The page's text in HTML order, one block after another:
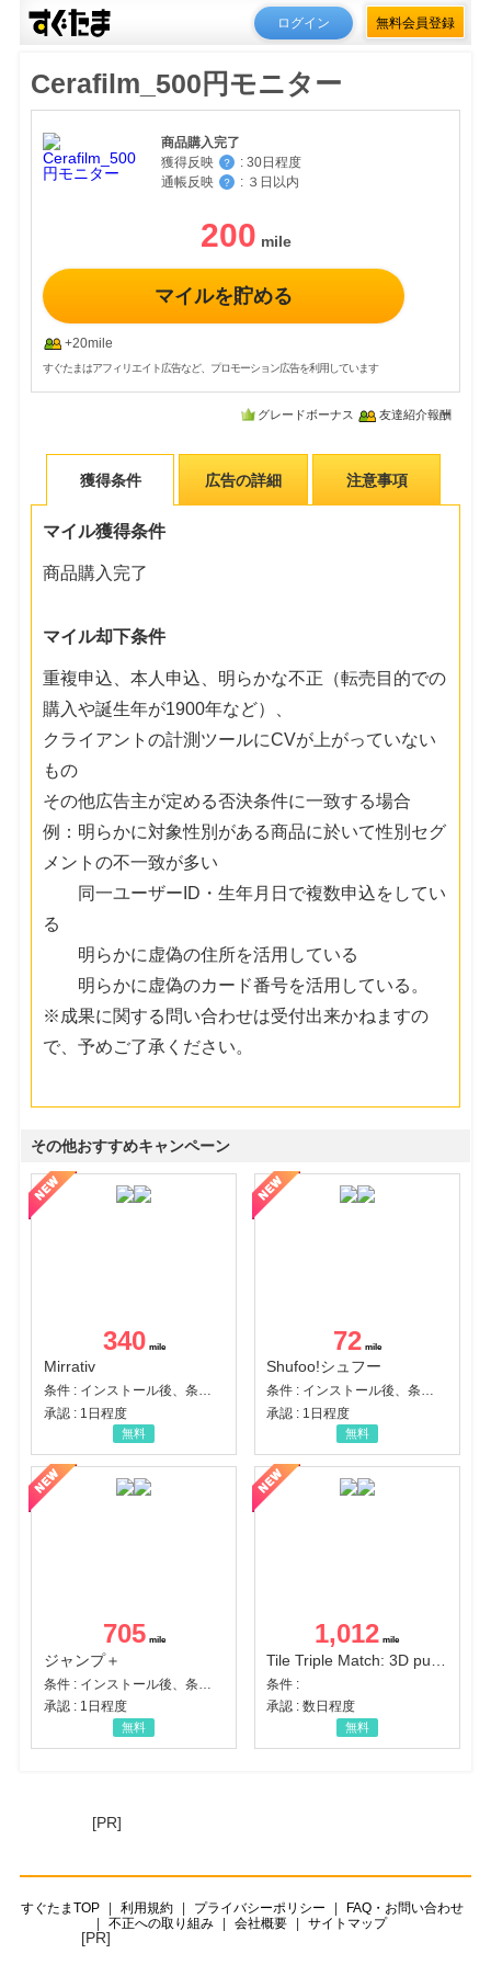
ログイン 無料会員登録
Cerafilm_500円モニター
商品購入完了
獲得反映
？ : 30日程度
通帳反映
？ : ３日以内
200
マイルを貯める
+20mile
すぐたまはアフィリエイト広告など、プロモーション広告を利用しています
グレードボーナス 友達紹介報酬
獲得条件 広告の詳細 注意事項
マイル獲得条件
商品購入完了
マイル却下条件
重複申込、本人申込、明らかな不正（転売目的での
購入や誕生年が1900年など）、
クライアントの計測ツールにCVが上がっていない
もの
その他広告主が定める否決条件に一致する場合
例：明らかに対象性別がある商品に於いて性別セグ
メントの不一致が多い
同一ユーザーID・生年月日で複数申込をしてい
る
明らかに虚偽の住所を活用している
明らかに虚偽のカード番号を活用している。
※成果に関する問い合わせは受付出来かねますの
で、予めご了承ください。
その他おすすめキャンペーン
340
Mirrativ
条件 : インストール後、条件達成
承認 : 1日程度
無料
72
Shufoo!シュフー
条件 : インストール後、条件達成
承認 : 1日程度
無料
705
ジャンプ＋
承認 : 1日程度
無料
1,012
条件 :
承認 : 数日程度
無料
[PR]
すぐたまTOP 利用規約 プライバシーポリシー
FAQ・お問い合わせ
不正への取り組み
会社概要 サイトマップ
[PR]